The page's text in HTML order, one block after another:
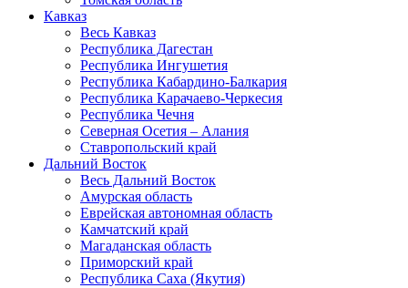
Кавказ
Весь Кавказ
Республика Дагестан
Республика Ингушетия
Республика Кабардино-Балкария
Республика Карачаево-Черкесия
Республика Чечня
Северная Осетия – Алания
Ставропольский край
Дальний Восток
Весь Дальний Восток
Амурская область
Еврейская автономная область
Камчатский край
Магаданская область
Приморский край
Республика Саха (Якутия)